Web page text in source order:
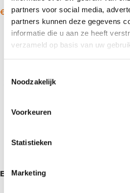
partners voor social media,
partners kunnen deze gegevens
informatie die u aan ze heeft
verzameld op basis van uw
Noodzakelijk
Voorkeuren
Statistieken
Marketing
€ 13,25 -€ 538,45 incl. BTW
Opties selecteren
€
Eurol Harley 20W-60